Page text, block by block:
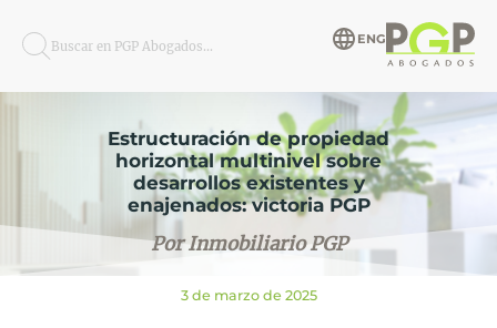
Buscar en PGP Abogados... ENG
Estructuración de propiedad
horizontal multinivel sobre
desarrollos existentes y
enajenados: victoria PGP
Por Inmobiliario PGP
3 de marzo de 2025